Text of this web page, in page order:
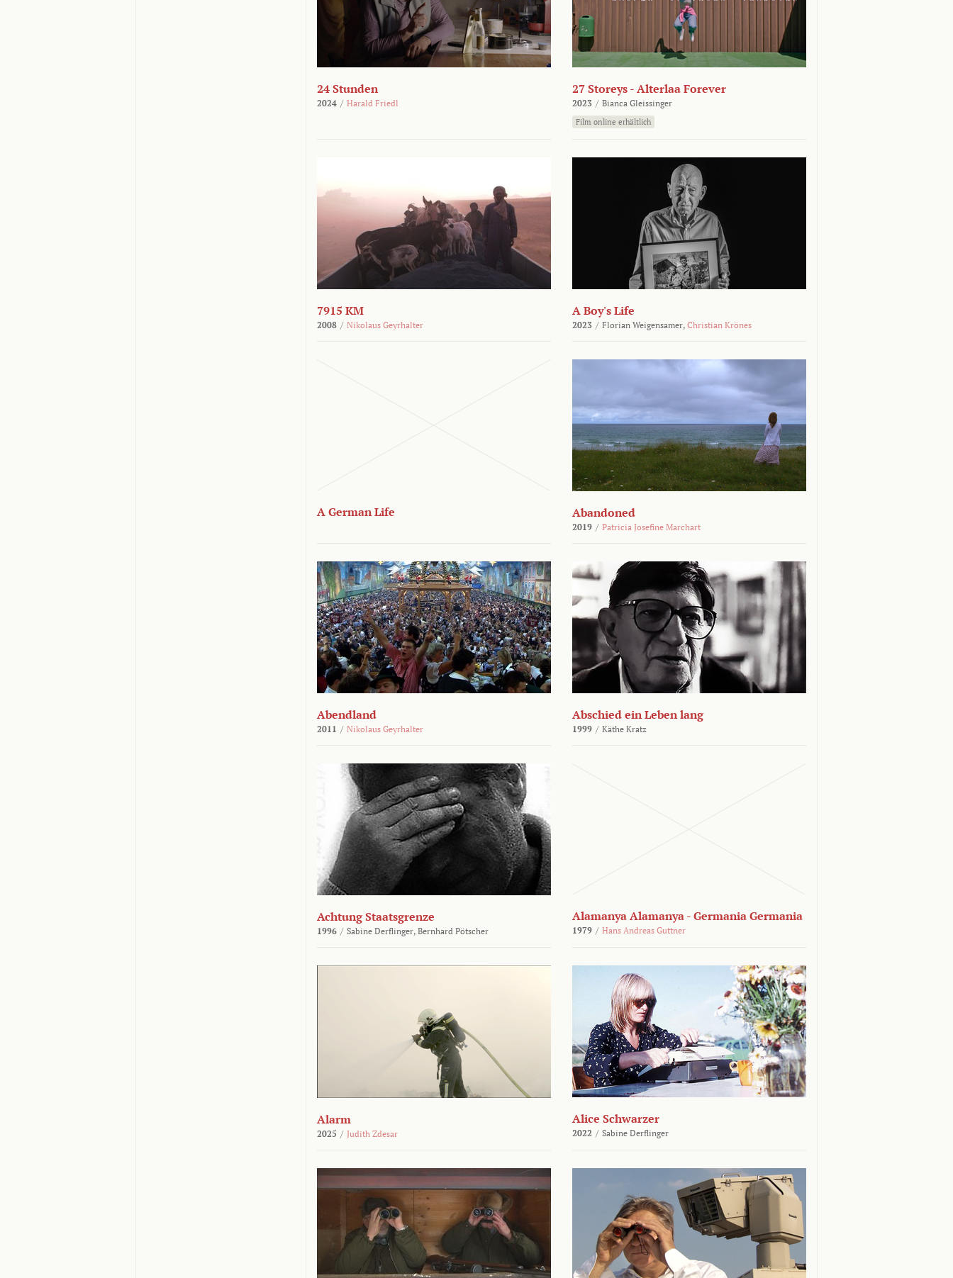
24 Stunden
2024 / Harald Friedl
27 Storeys - Alterlaa Forever
2023 / Bianca Gleissinger
Film online erhältlich
7915 KM
2008 / Nikolaus Geyrhalter
A Boy's Life
2023 / Florian Weigensamer, Christian Krönes
A German Life Abandoned
2019 / Patricia Josefine Marchart
Abendland
2011 / Nikolaus Geyrhalter
Abschied ein Leben lang
1999 / Käthe Kratz
Achtung Staatsgrenze
1996 / Sabine Derflinger, Bernhard Pötscher
Alamanya Alamanya - Germania Germania
1979 / Hans Andreas Guttner
Alarm
2025 / Judith Zdesar
Alice Schwarzer
2022 / Sabine Derflinger